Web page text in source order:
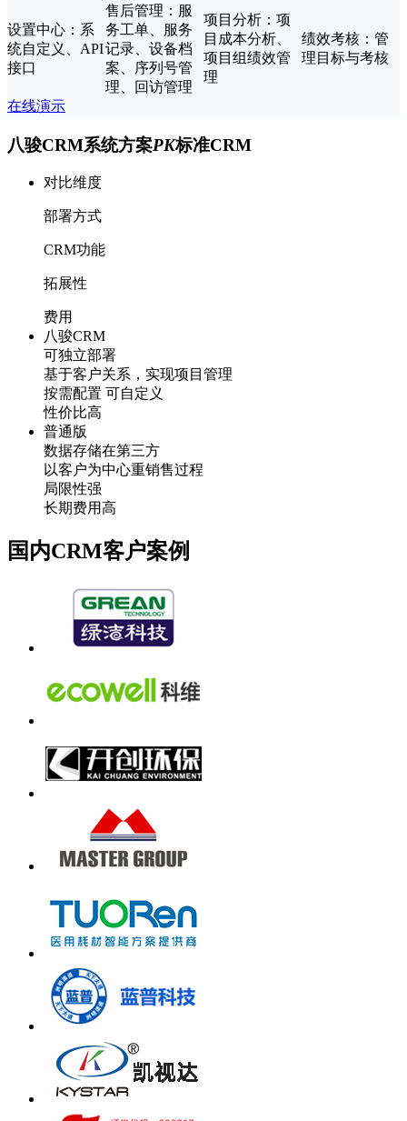
设置中心：系
统自定义、API
接口
售后管理：服
务工单、服务
记录、设备档
案、序列号管
理、回访管理
项目分析：项
目成本分析、
项目组绩效管
理
绩效考核：管
理目标与考核
在线演示
八骏CRM系统方案PK标准CRM
对比维度
部署方式
CRM功能
拓展性
费用
八骏CRM
可独立部署
基于客户关系，实现项目管理
按需配置 可自定义
性价比高
普通版
数据存储在第三方
以客户为中心重销售过程
局限性强
长期费用高
国内CRM客户案例